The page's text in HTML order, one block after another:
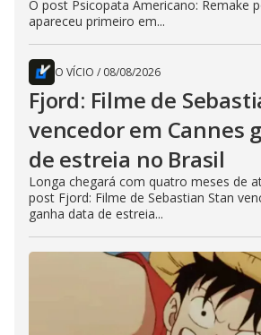
O post Psicopata Americano: Remake
apareceu primeiro em...
O VÍCIO / 08/08/2026
Fjord: Filme de
vencedor em Cannes
de estreia no Brasil
Longa chegará com quatro meses de
post Fjord: Filme de Sebastian Stan
ganha data de estreia...